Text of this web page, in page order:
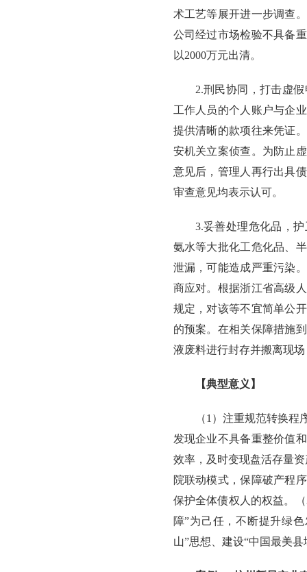
术工艺等展开进一步调查
公司经过市场检验不具备
以2000万元出清。
2.刑民协同，打击虚
工作人员的个人账户与企
提供清晰的款项往来凭证
安机关立案侦查。为防止
意见后，管理人再行出具
审查意见均表示认可。
3.妥善处理危化品，
氨水等大批化工危化品、
泄漏，可能造成严重污染
商应对。根据浙江省高级
规定，对该等不宜简单公
的预案。在相关保障措施
液废料进行封存并搬离现
【典型意义】
（1）注重规范转换
发现企业不具备重整价值
效率，及时变现盘活存量
院联动模式，保障破产程
保护全体债权人的权益。
障”为己任，不断提升绿
山”思想、建设“中国最美